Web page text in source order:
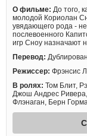
О фильме: До того,
молодой Кориолан
увядающего рода -
послевоенного
игр Сноу назначают
Перевод:
Режиссер: Фрэнсис
В ролях: Том Блит,
Джош Андрес
Флэнаган, Берн